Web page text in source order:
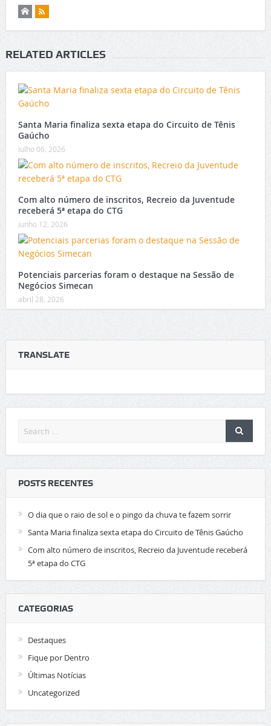
RELATED ARTICLES
Santa Maria finaliza sexta etapa do Circuito de Tênis
Gaúcho
julho 06, 2026
Com alto número de inscritos, Recreio da Juventude
receberá 5ª etapa do CTG
junho 12, 2026
Potenciais parcerias foram o destaque na Sessão de
Negócios Simecan
abril 28, 2026
TRANSLATE
POSTS RECENTES
O dia que o raio de sol e o pingo da chuva te fazem sorrir
Santa Maria finaliza sexta etapa do Circuito de Tênis Gaúcho
Com alto número de inscritos, Recreio da Juventude receberá
5ª etapa do CTG
CATEGORIAS
Destaques
Fique por Dentro
Últimas Notícias
Uncategorized